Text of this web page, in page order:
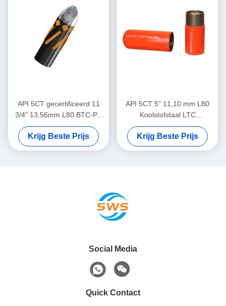
API 5CT gecertificeerd 11
3/4" 13,56mm L80 BTC-PE
Single Valve Eccentric Nose
Aluminium Alloy Float Shoe
voor de olie- en gasindustrie
Krijg Beste Prijs
API 5CT 5" 11,10 mm L80
Koolstofstaal LTC
schroefdraad gesp
dubbelkleps automatische
vul drijverkraag hogedruk
Krijg Beste Prijs
Social Media
Quick Contact